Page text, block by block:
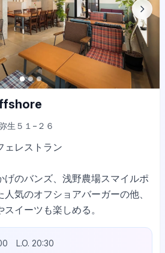
生５１−２６
ェレストラン
げのバンズ、浅野農場スマイルポ
気のオフショアバーガーの他、
イーツも楽しめる。
L.O. 20:30